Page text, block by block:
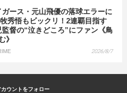
ガース・元山飛優の落球エラーに
秀悟もビックリ！2連覇目指す
督の“泣きどころ”にファン《鳥
》
2026/8/7
ウントをフォロー